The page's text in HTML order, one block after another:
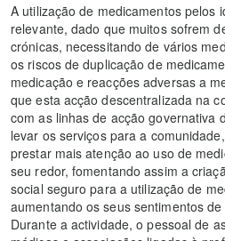
A utilização de medicamentos pelos
relevante, dado que muitos sofrem
crónicas, necessitando de vários
os riscos de duplicação de
medicação e reacções adversas a
que esta acção descentralizada na
com as linhas de acção governativa
levar os serviços para a
prestar mais atenção ao uso de
seu redor, fomentando assim a
social seguro para a utilização de
aumentando os seus sentimentos
Durante a actividade, o pessoal de